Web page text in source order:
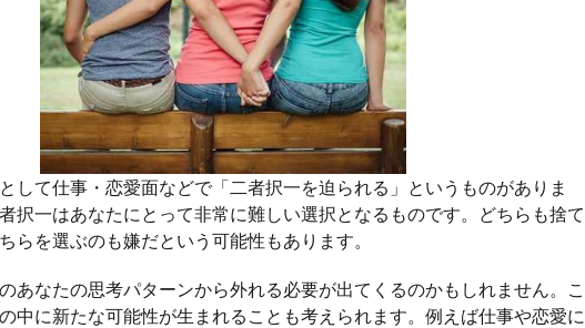
して仕事・恋愛面などで「二者択一を迫られる」というものがありま
択一はあなたにとって非常に難しい選択となるものです。どちらも捨て
らを選ぶのも嫌だという可能性もあります。
あなたの思考パターンから外れる必要が出てくるのかもしれません。こ
中に新たな可能性が生まれることも考えられます。例えば仕事や恋愛に